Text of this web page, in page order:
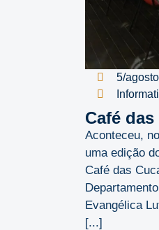
5/
Café
Aconteceu,
uma edição
Café das
Evangélica
[...]